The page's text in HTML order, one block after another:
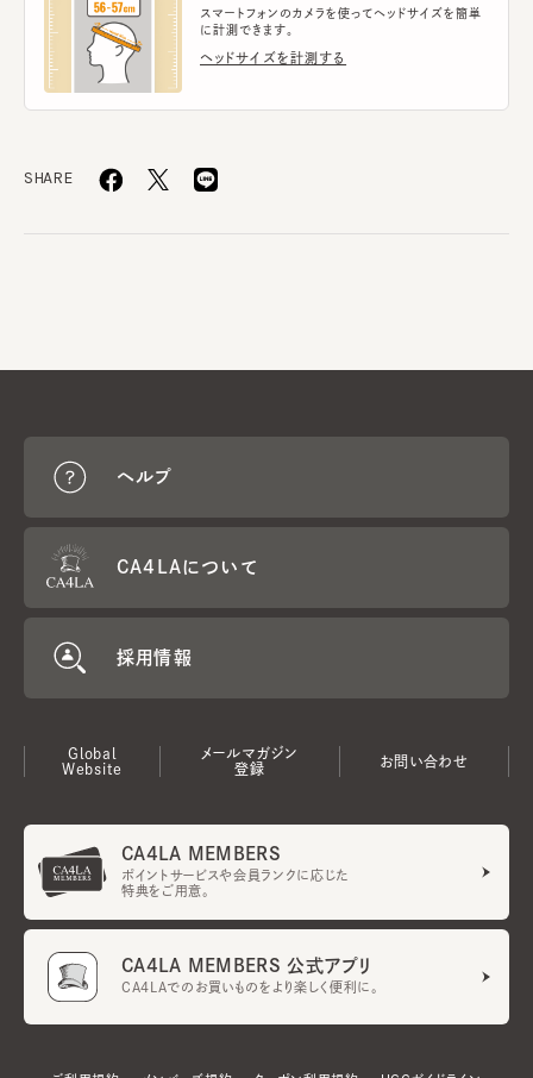
スマートフォンのカメラを使ってヘッドサイズを簡単
に計測できます。
ヘッドサイズを計測する
SHARE
ヘルプ
CA4LAについて
採用情報
Global
Website
メールマガジン
登録
お問い合わせ
CA4LA MEMBERS
ポイントサービスや会員ランクに応じた
特典をご用意。
CA4LA MEMBERS 公式アプリ
CA4LAでのお買いものをより楽しく便利に。